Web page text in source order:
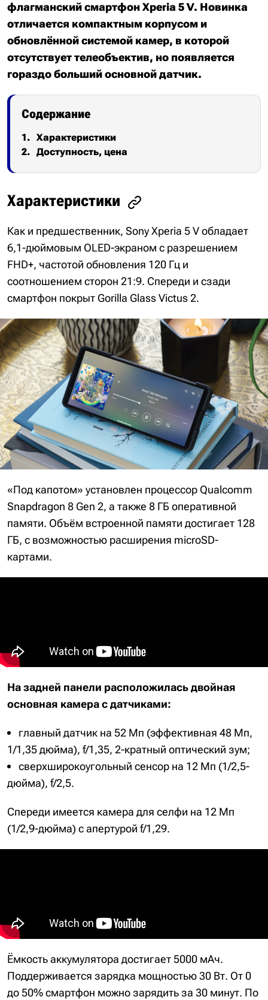
флагманский смартфон Xperia 5 V. Новинка
отличается компактным корпусом и
обновлённой системой камер, в которой
отсутствует телеобъектив, но появляется
гораздо больший основной датчик.
Содержание
Характеристики
Доступность, цена
Характеристики
Как и предшественник, Sony Xperia 5 V обладает
6,1-дюймовым OLED-экраном с разрешением
FHD+, частотой обновления 120 Гц и
соотношением сторон 21:9. Спереди и сзади
смартфон покрыт Gorilla Glass Victus 2.
«Под капотом» установлен процессор Qualcomm
Snapdragon 8 Gen 2, а также 8 ГБ оперативной
памяти. Объём встроенной памяти достигает 128
ГБ, с возможностью расширения microSD-
картами.
На задней панели расположилась двойная
основная камера с датчиками:
главный датчик на 52 Мп (эффективная 48 Мп,
1/1,35 дюйма), f/1,35, 2-кратный оптический зум;
сверхширокоугольный сенсор на 12 Мп (1/2,5-
дюйма), f/2,5.
Спереди имеется камера для селфи на 12 Мп
(1/2,9-дюйма) с апертурой f/1,29.
Ёмкость аккумулятора достигает 5000 мАч.
Поддерживается зарядка мощностью 30 Вт. От 0
до 50% смартфон можно зарядить за 30 минут. По